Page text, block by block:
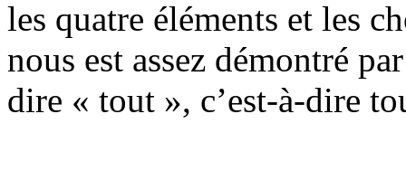
les quatre éléments et les
nous est assez démontré
dire « tout », c’est-à-dire